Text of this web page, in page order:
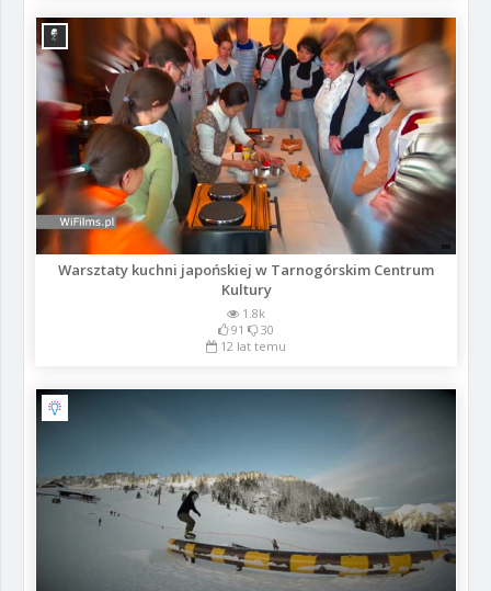
Warsztaty kuchni japońskiej w Tarnogórskim Centrum
Kultury
1.8k
91
30
12 lat temu